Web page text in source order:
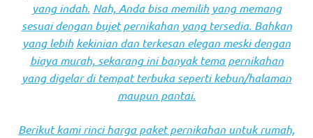
yang indah. Nah, Anda bisa memilih yang memang
sesuai dengan bujet pernikahan yang tersedia. Bahkan
yang lebih kekinian dan terkesan elegan meski dengan
biaya murah, sekarang ini banyak tema pernikahan
yang digelar di tempat terbuka seperti kebun/halaman
maupun pantai.
Berikut kami rinci harga paket pernikahan untuk rumah,